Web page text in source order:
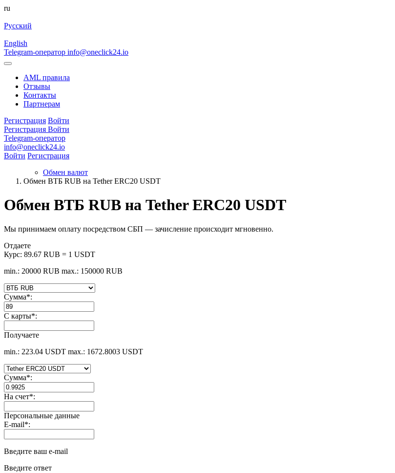
ru
Русский
English
Telegram-оператор info@oneclick24.io
AML правила
Отзывы
Контакты
Партнерам
Регистрация Войти
Регистрация Войти
Telegram-оператор
info@oneclick24.io
Войти Регистрация
Обмен валют
Обмен ВТБ RUB на Tether ERC20 USDT
Обмен ВТБ RUB на Tether ERC20 USDT
Мы принимаем оплату посредством СБП — зачисление происходит мгновенно.
Отдаете
Курс: 89.67 RUB = 1 USDT
min.: 20000 RUB max.: 150000 RUB
Сумма*:
С карты*:
Получаете
min.: 223.04 USDT max.: 1672.8003 USDT
Сумма*:
На счет*:
Персональные данные
E-mail*:
Введите ваш e-mail
Введите ответ